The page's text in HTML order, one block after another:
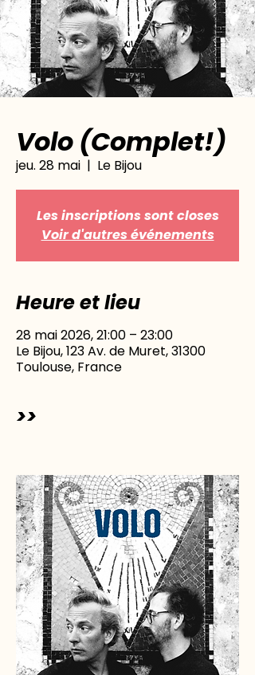
Volo (Complet!)
jeu. 28 mai
  |
Le Bijou
Les inscriptions sont closes
Voir d'autres événements
Heure et lieu
28 mai 2026, 21:00 – 23:00
Le Bijou, 123 Av. de Muret, 31300
Toulouse, France
>>